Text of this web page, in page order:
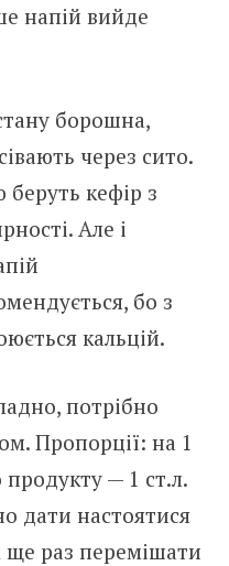
напій вийде
борошна,
через сито.
кефір з
Але і
бо з
кальцій.
потрібно
Пропорції: на 1
— 1 ст.л.
дати настоятися
раз перемішати